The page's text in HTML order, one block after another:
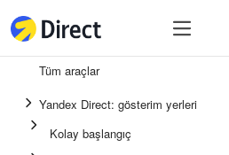
Araçlar
Tüm araçlar
Yandex Direct: gösterim yerleri
Kolay başlangıç